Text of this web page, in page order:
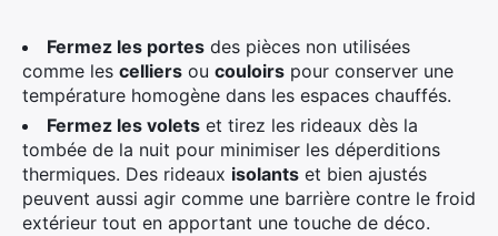
Fermez les portes des pièces non utilisées
comme les celliers ou couloirs pour conserver une
température homogène dans les espaces chauffés.
Fermez les volets et tirez les rideaux dès la
tombée de la nuit pour minimiser les déperditions
thermiques. Des rideaux isolants et bien ajustés
peuvent aussi agir comme une barrière contre le froid
extérieur tout en apportant une touche de déco.